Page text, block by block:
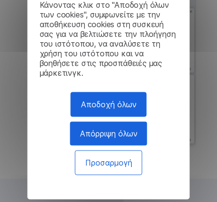
Κάνοντας κλικ στο "Αποδοχή όλων
των cookies", συμφωνείτε με την
αποθήκευση cookies στη συσκευή
σας για να βελτιώσετε την πλοήγηση
του ιστότοπου, να αναλύσετε τη
χρήση του ιστότοπου και να
βοηθήσετε στις προσπάθειές μας
μάρκετινγκ.
Αποδοχή όλων
Απόρριψη όλων
Προσαρμογή